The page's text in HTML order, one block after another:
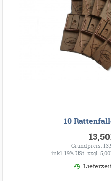
10
Grundpreis:
inkl. 19% USt. zzgl.